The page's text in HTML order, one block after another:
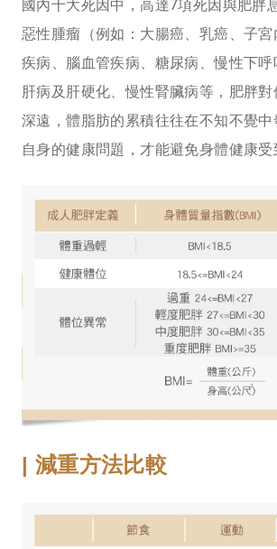
國內十大死因中，高達7項死因與肥胖
惡性腫瘤（例如：大腸癌、乳癌、子
疾病、腦血管疾病、糖尿病、慢性下
肝病及肝硬化、慢性腎臟病等，肥胖
深遠，體脂肪的累積往往在不知不覺
自身的健康問題，才能避免身體健康受
| 減重方法比較